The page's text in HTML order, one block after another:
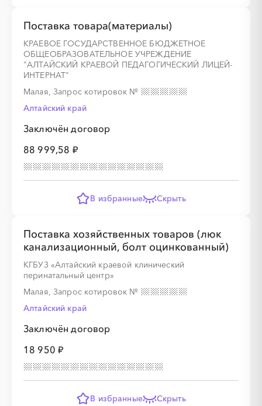
Поставка товара(материалы)
КРАЕВОЕ ГОСУДАРСТВЕННОЕ БЮДЖЕТНОЕ
ОБЩЕОБРАЗОВАТЕЛЬНОЕ УЧРЕЖДЕНИЕ
"АЛТАЙСКИЙ КРАЕВОЙ ПЕДАГОГИЧЕСКИЙ ЛИЦЕЙ-
ИНТЕРНАТ"
Малая, Запрос котировок №
Алтайский край
Заключён договор
88 999,58 ₽
В избранные Скрыть
Поставка хозяйственных товаров (люк
канализационный, болт оцинкованный)
КГБУЗ «Алтайский краевой клинический
перинатальный центр»
Малая, Запрос котировок №
Алтайский край
Заключён договор
18 950 ₽
В избранные Скрыть